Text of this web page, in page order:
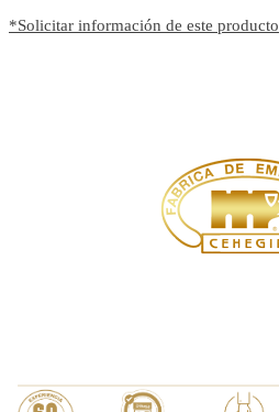
*Solicitar información de este producto